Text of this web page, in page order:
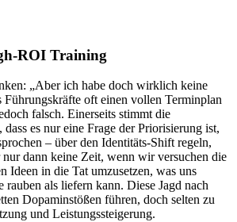
ROI Training
„Aber ich habe doch wirklich keine
Führungskräfte oft einen vollen Terminplan
falsch. Einerseits stimmt die
dass es nur eine Frage der Priorisierung ist,
– über den Identitäts-Shift regeln,
nur dann keine Zeit, wenn wir versuchen die
Ideen in die Tat umzusetzen, was uns
rauben als liefern kann. Diese Jagd nach
Dopaminstößen führen, doch selten zu
und Leistungssteigerung.